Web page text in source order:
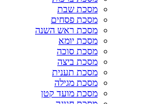
מסכת שבת
מסכת פסחים
מסכת ראש השנה
מסכת יומא
מסכת סוכה
מסכת ביצה
מסכת תענית
מסכת מגילה
מסכת מועד קטן